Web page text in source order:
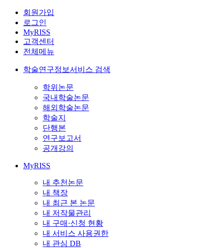
회원가입
로그인
MyRISS
고객센터
전체메뉴
학술연구정보서비스 검색
학위논문
국내학술논문
해외학술논문
학술지
단행본
연구보고서
공개강의
MyRISS
내 추천논문
내 책장
내 최근 본 논문
내 저작물관리
내 구매·신청 현황
내 서비스 사용권한
내 관심 DB